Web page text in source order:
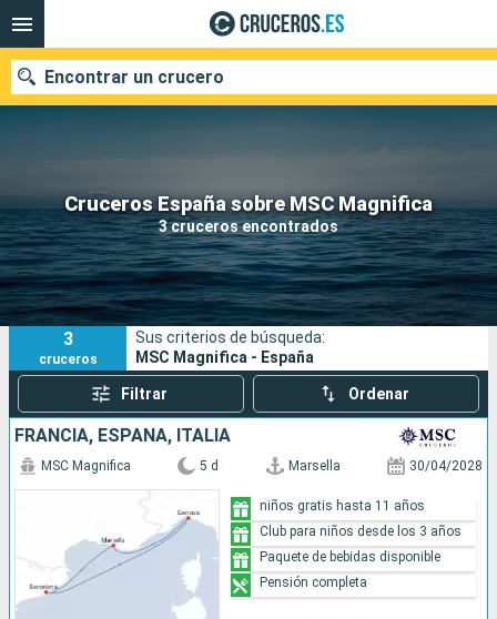
Cruceros España sobre MSC Magnifica
3 cruceros encontrados
Encontrar un crucero
Nuestros destinos
Fecha de salida
Puertos Compañías
Buscar
3
cruceros
Sus criterios de búsqueda:
MSC Magnifica - España
Filtrar Ordenar
FRANCIA, ESPAÑA, ITALIA
MSC Magnifica 5 d Marsella 30/04/2028
niños gratis hasta 11 años
Club para niños desde los 3 años
Paquete de bebidas disponible
Pensión completa